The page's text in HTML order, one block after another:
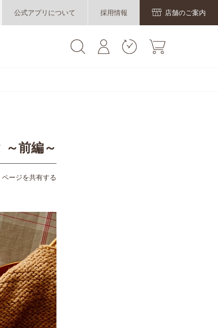
公式アプリについて 採用情報 店舗のご案内
前編～
ページを共有する